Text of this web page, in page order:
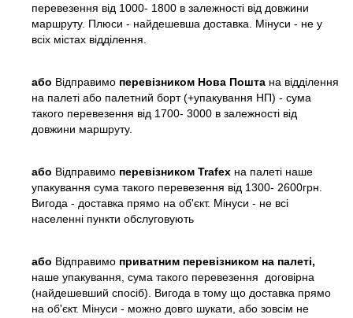
перевезення від 1000- 1800 в залежності від довжини
маршруту. Плюси - найдешевша доставка. Мінуси - не у
всіх містах відділення.
або Відправимо перевізником Нова Пошта на відділення
на палеті або палетний борт (+упакування НП) - сума
такого перевезення від 1700- 3000 в залежності від
довжини маршруту.
або Відправимо перевізником Trafex на палеті наше
упакування сума такого перевезення від 1300- 2600грн.
Вигода - доставка прямо на об'єкт. Мінуси - не всі
населенні пункти обслуговують
або Відправимо приватним перевізником на палеті,
наше упакування, сума такого перевезення договірна
(найдешевший спосіб). Вигода в тому що доставка прямо
на об'єкт. Мінуси - можно довго шукати, або зовсім не